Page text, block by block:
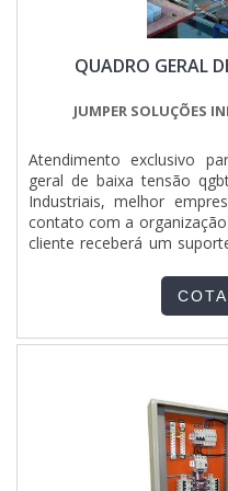
QUADRO GERAL
JUMPER SOLUÇÕES
Atendimento exclusivo
geral de baixa tensão
Industriais, melhor
contato com a
cliente receberá um
quadro geral de baixa
Industriais o cliente
QUADRO GERAL DE
qualidade onde são
de última geração, tudo
baixa tensão qgbt com
eficientes de uma